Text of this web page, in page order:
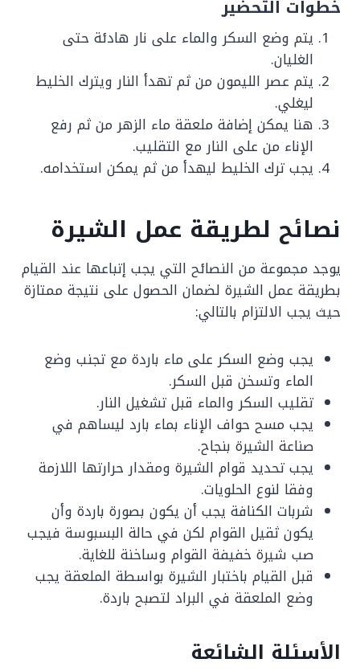
خطوات التحضير
يتم وضع السكر والماء على نار هادئة حتى
الغليان.
يتم عصر الليمون من ثم تهدأ النار ويترك الخليط
ليغلي.
هنا يمكن إضافة ملعقة ماء الزهر من ثم رفع
الإناء من على النار مع التقليب.
يجب ترك الخليط ليهدأ من ثم يمكن استخدامه.
نصائح لطريقة عمل الشيرة
يوجد مجموعة من النصائح التي يجب إتباعها عند القيام
بطريقة عمل الشيرة لضمان الحصول على نتيجة ممتازة
حيث يجب الالتزام بالتالي:
يجب وضع السكر على ماء باردة مع تجنب وضع
الماء وتسخن قبل السكر.
تقليب السكر والماء قبل تشغيل النار.
يجب مسح حواف الإناء بماء بارد ليساهم في
صناعة الشيرة بنجاح.
يجب تحديد قوام الشيرة ومقدار حرارتها اللازمة
وفقا لنوع الحلويات.
شربات الكنافة يجب أن يكون بصورة باردة وأن
يكون ثقيل القوام لكن في حالة البسبوسة فيجب
صب شيرة خفيفة القوام وساخنة للغاية.
قبل القيام باختبار الشيرة بواسطة الملعقة يجب
وضع الملعقة في البراد لتصبح باردة.
الأسئلة الشائعة